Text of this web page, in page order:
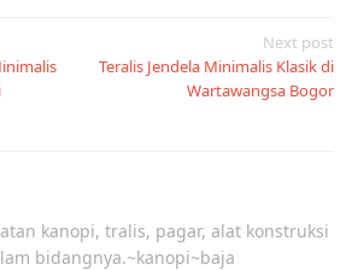
Next post
Teralis Jendela Minimalis Klasik di
Wartawangsa Bogor
kanopi, tralis, pagar, alat konstruksi
bidangnya.~kanopi~baja